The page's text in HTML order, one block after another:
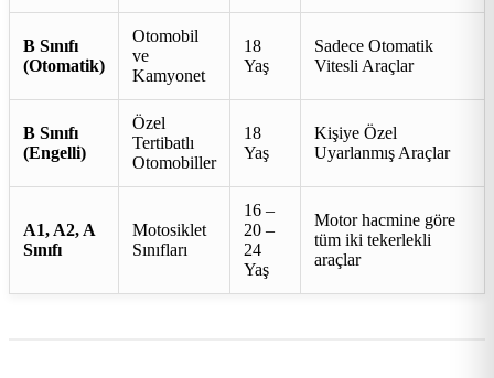
B Sınıfı
(Otomatik)
Otomobil
ve
Kamyonet
18
Yaş
Sadece Otomatik
Vitesli Araçlar
B Sınıfı
(Engelli)
Özel
Tertibatlı
Otomobiller
18
Yaş
Kişiye Özel
Uyarlanmış Araçlar
A1, A2, A
Sınıfı
Motosiklet
Sınıfları
16 –
20 –
24
Yaş
Motor hacmine göre
tüm iki tekerlekli
araçlar